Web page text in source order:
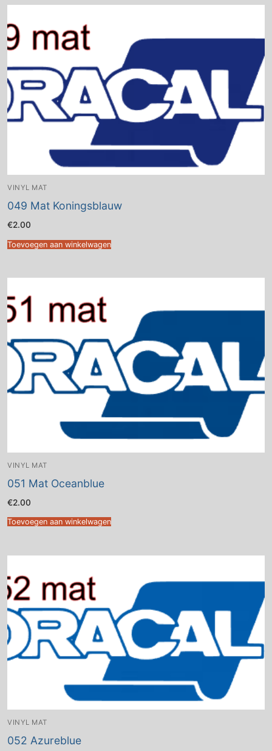
VINYL MAT
049 Mat Koningsblauw
€2.00
Toevoegen aan winkelwagen
VINYL MAT
051 Mat Oceanblue
€2.00
Toevoegen aan winkelwagen
VINYL MAT
052 Azureblue